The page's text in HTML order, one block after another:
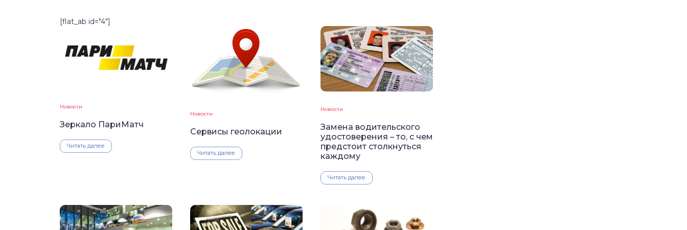
[flat_ab id="4"]
Новости
Зеркало ПариМатч
Читать далее
Новости
Сервисы геолокации
Читать далее
Новости
Замена водительского
удостоверения – то, с чем
предстоит столкнуться
каждому
Читать далее